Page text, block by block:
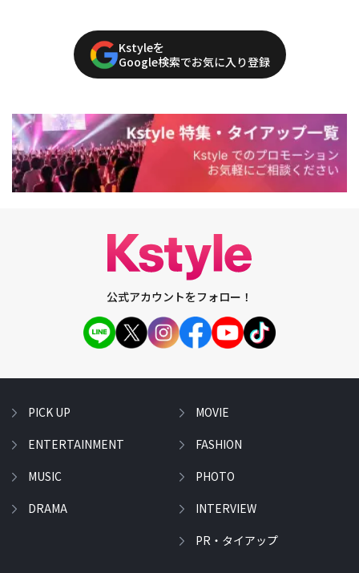
Kstyleを
Google検索でお気に入り登録
公式アカウントをフォロー！
PICK UP
ENTERTAINMENT
MUSIC
DRAMA
MOVIE
FASHION
PHOTO
INTERVIEW
PR・タイアップ